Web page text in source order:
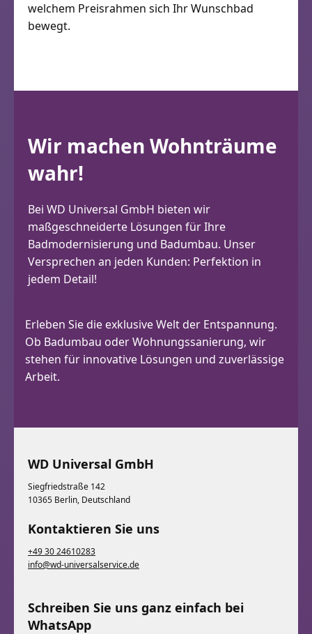
welchem Preisrahmen sich Ihr Wunschbad
bewegt.
Wir machen Wohnträume
wahr!
Bei WD Universal GmbH bieten wir
maßgeschneiderte Lösungen für Ihre
Badmodernisierung und Badumbau. Unser
Versprechen an jeden Kunden: Perfektion in
jedem Detail!
Erleben Sie die exklusive Welt der Entspannung.
Ob Badumbau oder Wohnungssanierung, wir
stehen für innovative Lösungen und zuverlässige
Arbeit.
WD Universal GmbH
Siegfriedstraße 142
10365 Berlin, Deutschland
Kontaktieren Sie uns
+49 30 24610283
info@wd-universalservice.de
Schreiben Sie uns ganz einfach bei
WhatsApp